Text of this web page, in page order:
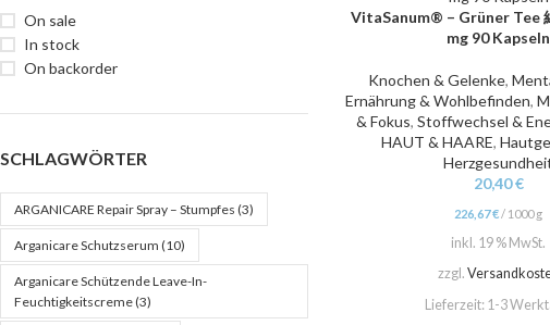
On sale
In stock
On backorder
SCHLAGWÖRTER
ARGANICARE Repair Spray – Stumpfes (3)
Arganicare Schutzserum (10)
Arganicare Schützende Leave-In-
Feuchtigkeitscreme(3)
IN DEN WARENKORB
VitaSanum® – Grüner Tee
mg 90 Kapseln
Knochen & Gelenke,
Ernährung & Wohlbefinden,
& Fokus,Stoffwechsel &
HAUT & HAARE,
20,40€
226,67€/ 1000 g
inkl. 19 % MwSt.
zzgl.
Lieferzeit: 1-3